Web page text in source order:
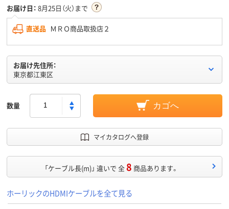
お届け日： 8月25日（火）まで
直送品 ＭＲＯ商品取扱店２
お届け先住所：
東京都江東区
数量 カゴへ
マイカタログへ登録
「ケーブル長(m)」 違いで 全8 商品あります。
ホーリックのHDMIケーブルを全て見る